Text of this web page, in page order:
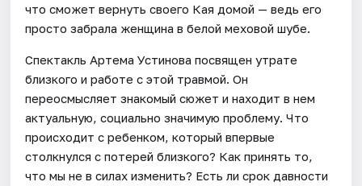
что сможет вернуть своего Кая домой — ведь его
просто забрала женщина в белой меховой шубе.
Спектакль Артема Устинова посвящен утрате
близкого и работе с этой травмой. Он
переосмысляет знакомый сюжет и находит в нем
актуальную, социально значимую проблему. Что
происходит с ребенком, который впервые
столкнулся с потерей близкого? Как принять то,
что мы не в силах изменить? Есть ли срок давности